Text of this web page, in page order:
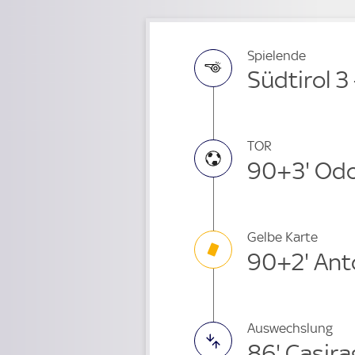
Spielende
Südtirol 3
TOR
90+3'
Gelbe Karte
90+2'
Auswechslung